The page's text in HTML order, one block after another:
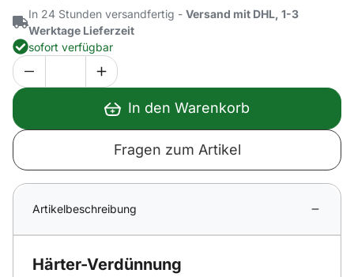
In 24 Stunden versandfertig - Versand mit DHL, 1-3
Werktage Lieferzeit
sofort verfügbar
In den Warenkorb
Fragen zum Artikel
Artikelbeschreibung
Härter-Verdünnung